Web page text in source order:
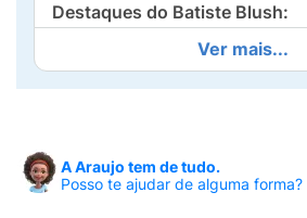
Destaques do Batiste Blush:
Ação Instantânea:Remove
Volume Extra:Além de
Ver mais...
A Araujo tem de tudo.
Posso te ajudar de alguma forma?